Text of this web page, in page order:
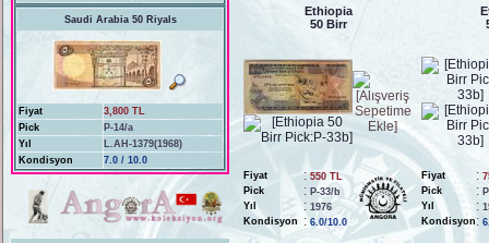
Saudi Arabia 50 Riyals
Fiyat
3,800 TL
Pick
P-14/a
Yıl
L.AH-1379(1968)
Kondisyon
7.0 / 10.0
Ethiopia
50 Birr
Fiyat :550 TL
Pick
: P-33/b
Yıl
: 1976
Kondisyon
:6.0/10.0
Fiyat :
Pick
:
Yıl
:
Kondisyon :